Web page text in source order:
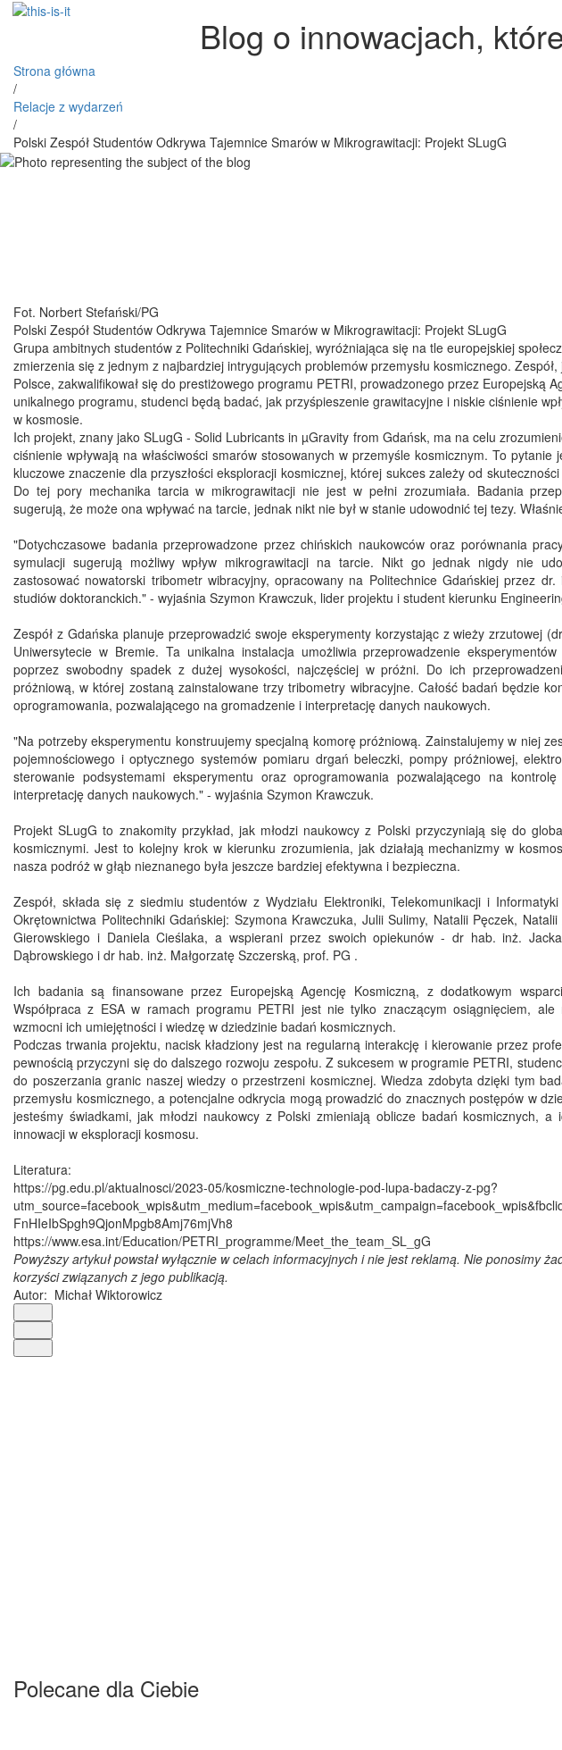
Blog o innowacjach,
Strona główna
/
Relacje z wydarzeń
/
Polski Zespół Studentów Odkrywa Tajemnice Smarów w Mikrograwitacji: Projekt SLugG
Fot. Norbert Stefański/PG
Polski Zespół Studentów Odkrywa Tajemnice Smarów w Mikrograwitacji: Projekt SLugG
Grupa ambitnych studentów z Politechniki Gdańskiej, wyróżniająca się na tle europejskiej
zmierzenia się z jednym z najbardziej intrygujących problemów przemysłu kosmicznego.
Polsce, zakwalifikował się do prestiżowego programu PETRI, prowadzonego przez Europejską
unikalnego programu, studenci będą badać, jak przyśpieszenie grawitacyjne i niskie ciśnienie
w kosmosie.
Ich projekt, znany jako SLugG - Solid Lubricants in µGravity from Gdańsk, ma na celu
ciśnienie wpływają na właściwości smarów stosowanych w przemyśle kosmicznym. To
kluczowe znaczenie dla przyszłości eksploracji kosmicznej, której sukces zależy od
Do tej pory mechanika tarcia w mikrograwitacji nie jest w pełni zrozumiała. Badania
sugerują, że może ona wpływać na tarcie, jednak nikt nie był w stanie udowodnić tej tezy.
"Dotychczasowe badania przeprowadzone przez chińskich naukowców oraz porównania
symulacji sugerują możliwy wpływ mikrograwitacji na tarcie. Nikt go jednak nigdy nie
zastosować nowatorski tribometr wibracyjny, opracowany na Politechnice Gdańskiej przez
studiów doktoranckich." - wyjaśnia Szymon Krawczuk, lider projektu i student kierunku
Zespół z Gdańska planuje przeprowadzić swoje eksperymenty korzystając z wieży zrzutowej
Uniwersytecie w Bremie. Ta unikalna instalacja umożliwia przeprowadzenie
poprzez swobodny spadek z dużej wysokości, najczęściej w próżni. Do ich
próżniową, w której zostaną zainstalowane trzy tribometry wibracyjne. Całość badań będzie
oprogramowania, pozwalającego na gromadzenie i interpretację danych naukowych.
"Na potrzeby eksperymentu konstruujemy specjalną komorę próżniową. Zainstalujemy w niej
pojemnościowego i optycznego systemów pomiaru drgań beleczki, pompy próżniowej,
sterowanie podsystemami eksperymentu oraz oprogramowania pozwalającego na
interpretację danych naukowych." - wyjaśnia Szymon Krawczuk.
Projekt SLugG to znakomity przykład, jak młodzi naukowcy z Polski przyczyniają się do
kosmicznymi. Jest to kolejny krok w kierunku zrozumienia, jak działają mechanizmy w
nasza podróż w głąb nieznanego była jeszcze bardziej efektywna i bezpieczna.
Zespół, składa się z siedmiu studentów z Wydziału Elektroniki, Telekomunikacji i
Okrętownictwa Politechniki Gdańskiej: Szymona Krawczuka, Julii Sulimy, Natalii Pęczek,
Gierowskiego i Daniela Cieślaka, a wspierani przez swoich opiekunów - dr hab. inż.
Dąbrowskiego i dr hab. inż. Małgorzatę Szczerską, prof. PG .
Ich badania są finansowane przez Europejską Agencję Kosmiczną, z dodatkowym
Współpraca z ESA w ramach programu PETRI jest nie tylko znaczącym osiągnięciem,
wzmocni ich umiejętności i wiedzę w dziedzinie badań kosmicznych.
Podczas trwania projektu, nacisk kładziony jest na regularną interakcję i kierowanie przez
pewnością przyczyni się do dalszego rozwoju zespołu. Z sukcesem w programie PETRI,
do poszerzania granic naszej wiedzy o przestrzeni kosmicznej. Wiedza zdobyta dzięki tym
przemysłu kosmicznego, a potencjalne odkrycia mogą prowadzić do znacznych postępów w
jesteśmy świadkami, jak młodzi naukowcy z Polski zmieniają oblicze badań kosmicznych,
innowacji w eksploracji kosmosu.
Literatura:
https://pg.edu.pl/aktualnosci/2023-05/kosmiczne-technologie-pod-lupa-badaczy-z-pg?
FnHIeIbSpgh9QjonMpgb8Amj76mjVh8
https://www.esa.int/Education/PETRI_programme/Meet_the_team_SL_gG
Powyższy artykuł powstał wyłącznie w celach informacyjnych i nie jest reklamą. Nie ponosimy
korzyści związanych z jego publikacją.
Autor: Michał Wiktorowicz
Polecane dla Ciebie